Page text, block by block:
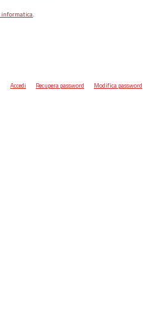
informatica.
Accedi Recupera password Modifica password